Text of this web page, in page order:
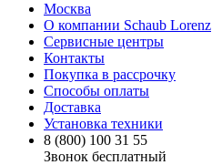
Москва
О компании Schaub Lorenz
Сервисные центры
Контакты
Покупка в рассрочку
Способы оплаты
Доставка
Установка техники
8 (800) 100 31 55
Звонок бесплатный